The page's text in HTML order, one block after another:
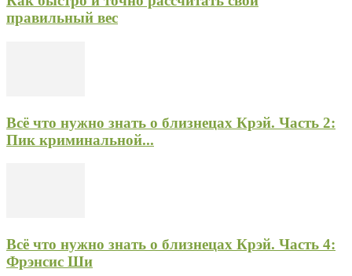
правильный вес
Всё что нужно знать о близнецах Крэй. Часть 2:
Пик криминальной...
Всё что нужно знать о близнецах Крэй. Часть 4:
Фрэнсис Ши